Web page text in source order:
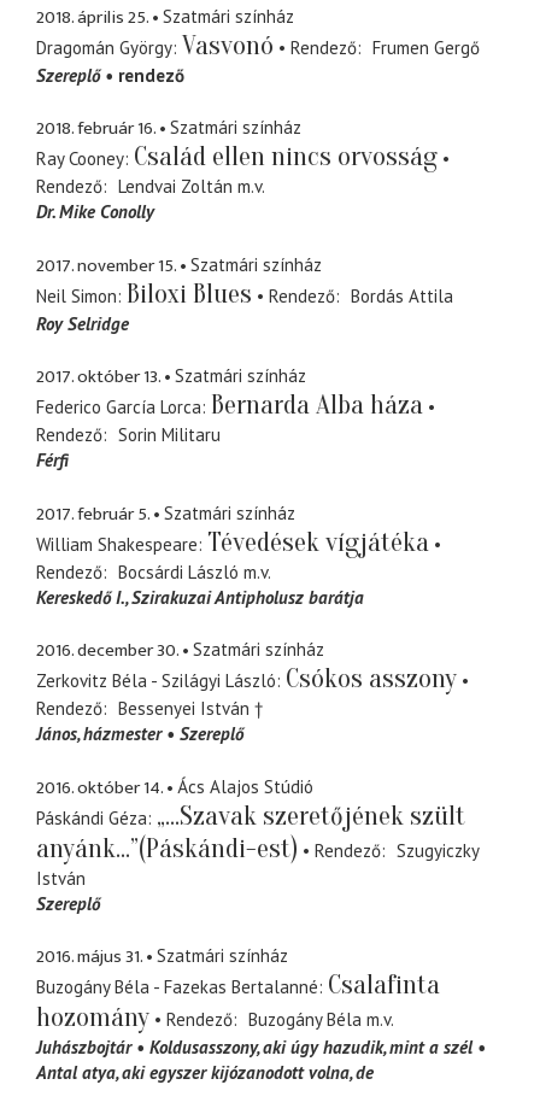
2018. április 25.
Szatmári színház
Dragomán György Vasvonó Rendező
Frumen Gergő
Szereplő
rendező
2018. február 16.
Szatmári színház
Ray Cooney Család ellen nincs orvosság
Rendező Lendvai Zoltán m.v.
Dr. Mike Conolly
2017. november 15.
Szatmári színház
Neil Simon Biloxi Blues Rendező
Bordás Attila
Roy Selridge
2017. október 13.
Szatmári színház
Federico García Lorca Bernarda Alba háza
Rendező
Sorin Militaru
Férfi
2017. február 5.
Szatmári színház
William Shakespeare Tévedések vígjátéka
Rendező Bocsárdi László m.v.
Kereskedő I. Szirakuzai Antipholusz barátja
2016. december 30.
Szatmári színház
Zerkovitz Béla - Szilágyi László Csókos asszony
Rendező
Bessenyei István †
János házmester Szereplő
2016. október 14.
Ács Alajos Stúdió
Páskándi Géza „...Szavak szeretőjének szült
anyánk...”(Páskándi-est)
Rendező
Szugyiczky
István
Szereplő
2016. május 31.
Szatmári színház
Buzogány Béla - Fazekas Bertalanné Csalafinta
hozomány
Rendező Buzogány Béla m.v.
Juhászbojtár
Koldusasszony aki úgy hazudik, mint a szél
Antal atya aki egyszer kijózanodott volna, de